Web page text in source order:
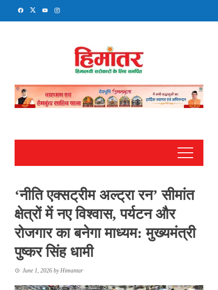
‘नीति एक्सट्रीम अल्ट्रा रन’ सीमांत
क्षेत्रों में नए विश्वास, पर्यटन और
रोजगार का बनेगा माध्यम: मुख्यमंत्री
पुष्कर सिंह धामी
June 1, 2026 byHimantar